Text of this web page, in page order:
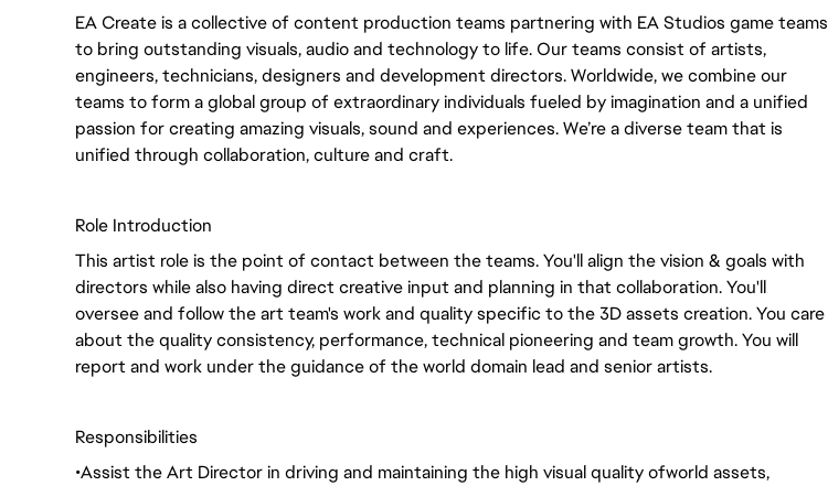
EA Create is a collective of content production teams partnering with EA Studios game teams
to bring outstanding visuals, audio and technology to life. Our teams consist of artists,
engineers, technicians, designers and development directors. Worldwide, we combine our
teams to form a global group of extraordinary individuals fueled by imagination and a unified
passion for creating amazing visuals, sound and experiences. We’re a diverse team that is
unified through collaboration, culture and craft.
Role Introduction
This artist role is the point of contact between the teams. You'll align the vision & goals with
directors while also having direct creative input and planning in that collaboration. You'll
oversee and follow the art team's work and quality specific to the 3D assets creation. You care
about the quality consistency, performance, technical pioneering and team growth. You will
report and work under the guidance of the world domain lead and senior artists.
Responsibilities
•Assist the Art Director in driving and maintaining the high visual quality ofworld assets,